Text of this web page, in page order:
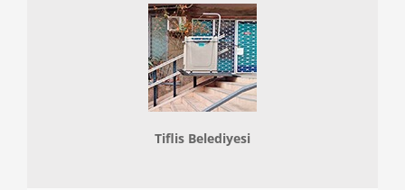
Tiflis Belediyesi